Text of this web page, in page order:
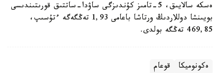
ەسكە سالايىق، 5-تامىز كۇندىزگى ساۋدا-ساتتىق قورىتىندىسى
بويىنشا دوللاردىڭ ورتاشا باعامى 1,93 تەڭگەگە ءتۇسىپ،
469,85 تەڭگە بولدى.
ەكونوميكا قوعام